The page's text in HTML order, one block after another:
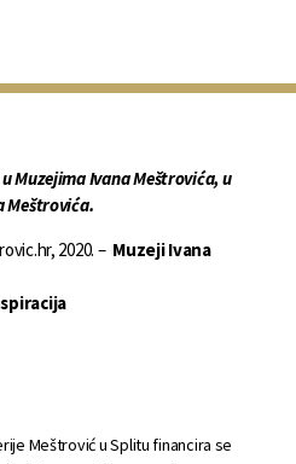
Muzejima Ivana Meštrovića, u
Meštrovića.
2020. – Muzeji Ivana
Meštrović u Splitu financira se